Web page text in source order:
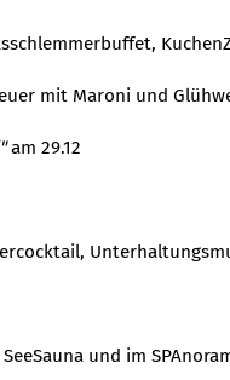
mit Maroni und
am 29.12
und im